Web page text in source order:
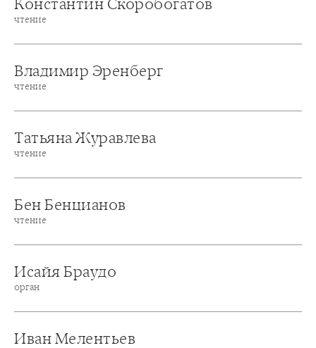
Константин Скоробогатов
чтение
Владимир Эренберг
чтение
Татьяна Журавлева
чтение
Бен Бенцианов
чтение
Исайя Браудо
орган
Иван Мелентьев